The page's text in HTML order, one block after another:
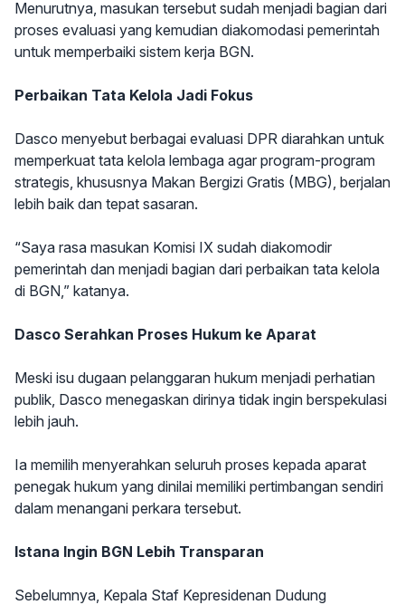
Menurutnya, masukan tersebut sudah menjadi bagian dari
proses evaluasi yang kemudian diakomodasi pemerintah
untuk memperbaiki sistem kerja BGN.
Perbaikan Tata Kelola Jadi Fokus
Dasco menyebut berbagai evaluasi DPR diarahkan untuk
memperkuat tata kelola lembaga agar program-program
strategis, khususnya Makan Bergizi Gratis (MBG), berjalan
lebih baik dan tepat sasaran.
“Saya rasa masukan Komisi IX sudah diakomodir
pemerintah dan menjadi bagian dari perbaikan tata kelola
di BGN,” katanya.
Dasco Serahkan Proses Hukum ke Aparat
Meski isu dugaan pelanggaran hukum menjadi perhatian
publik, Dasco menegaskan dirinya tidak ingin berspekulasi
lebih jauh.
Ia memilih menyerahkan seluruh proses kepada aparat
penegak hukum yang dinilai memiliki pertimbangan sendiri
dalam menangani perkara tersebut.
Istana Ingin BGN Lebih Transparan
Sebelumnya, Kepala Staf Kepresidenan Dudung